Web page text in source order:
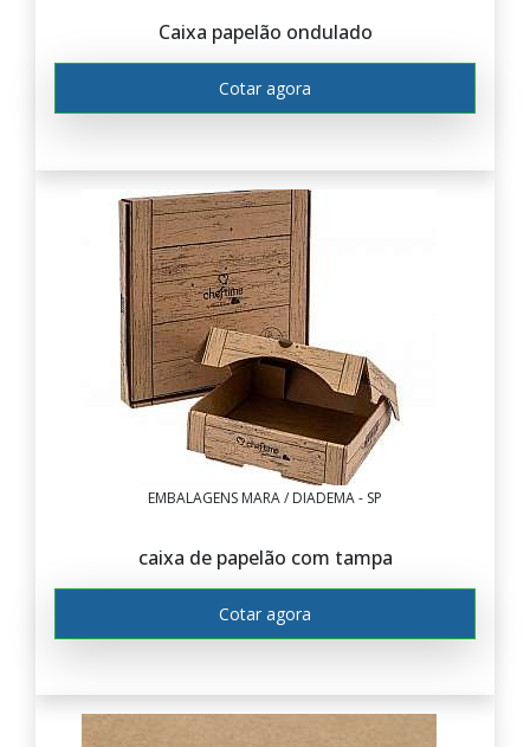
Caixa papelão ondulado
Cotar agora
EMBALAGENS MARA / DIADEMA - SP
caixa de papelão com tampa
Cotar agora